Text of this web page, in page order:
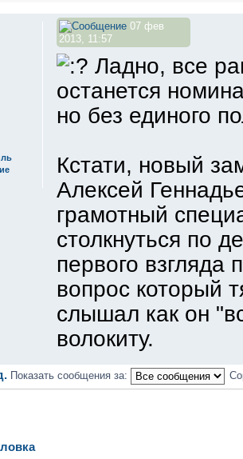
07 фев
2013, 11:57
Ладно, все
останется
но без единого
Кстати, новый
Алексей
грамотный
столкнуться по
первого взгляда
вопрос который
слышал как он
волокиту.
Показать сообщения за: